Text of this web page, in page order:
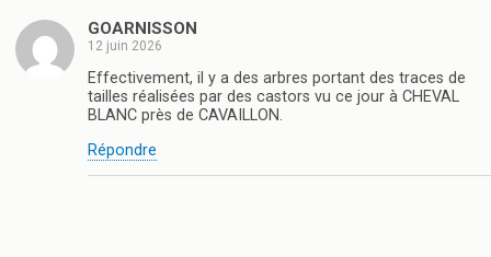
GOARNISSON
12 juin 2026
Effectivement, il y a des arbres portant des traces de
tailles réalisées par des castors vu ce jour à CHEVAL
BLANC près de CAVAILLON.
Répondre